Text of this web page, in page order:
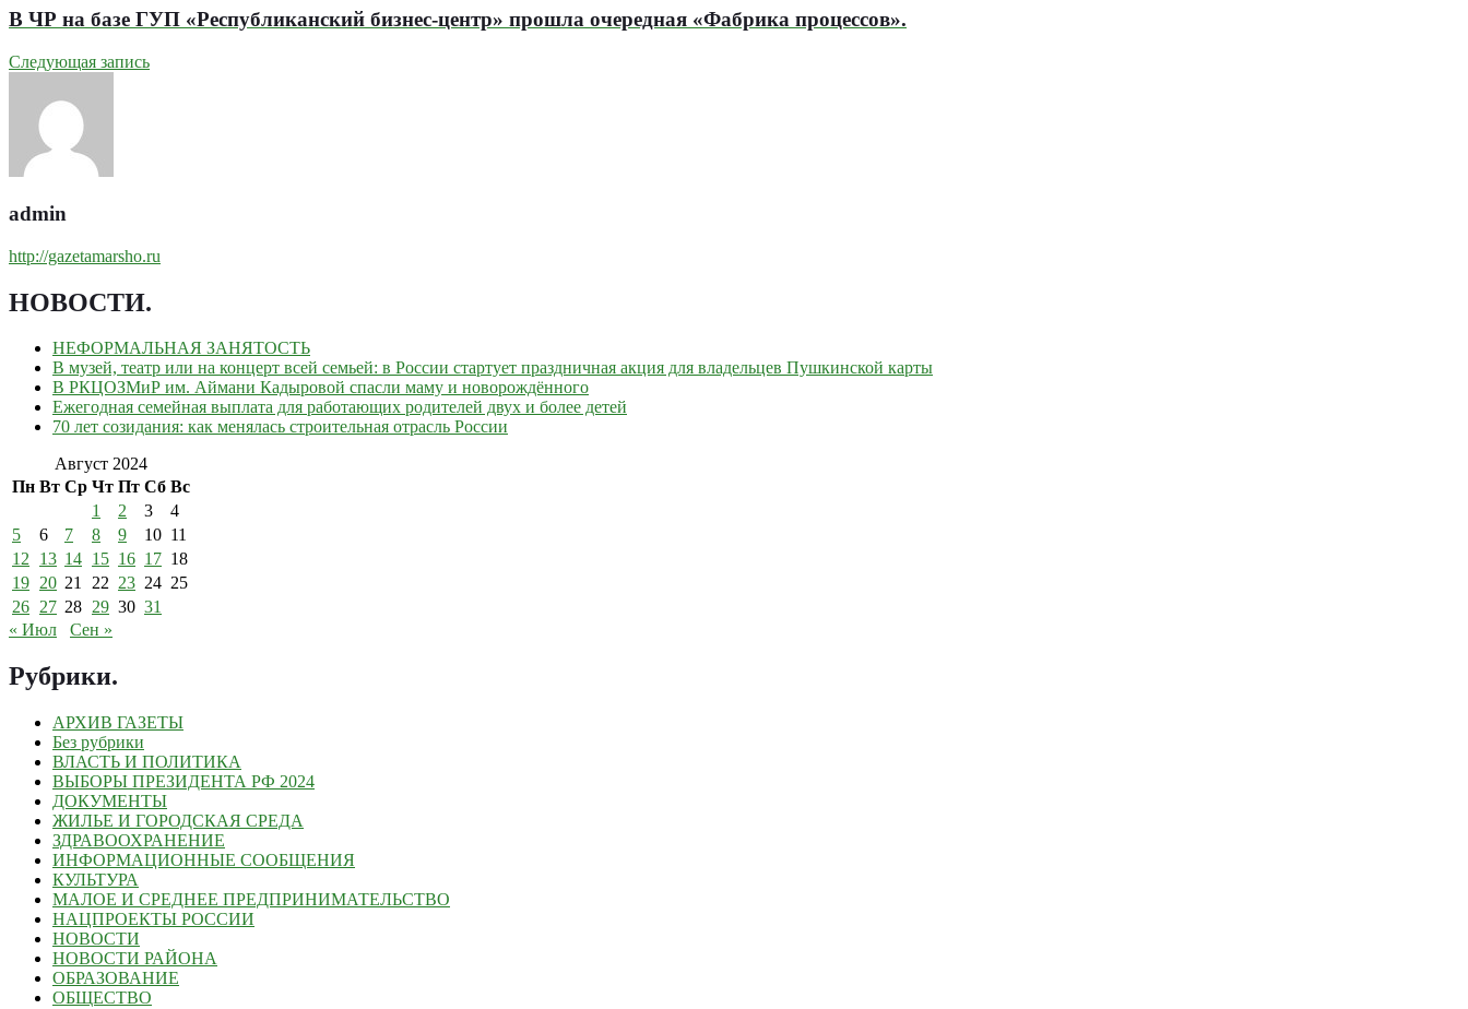
В ЧР на базе ГУП «Республиканский бизнес-центр» прошла очередная «Фабрика процессов».
Следующая запись
admin
http://gazetamarsho.ru
НОВОСТИ.
НЕФОРМАЛЬНАЯ ЗАНЯТОСТЬ
В музей, театр или на концерт всей семьей: в России стартует праздничная акция для владельцев Пушкинской карты
В РКЦОЗМиР им. Аймани Кадыровой спасли маму и новорождённого
Ежегодная семейная выплата для работающих родителей двух и более детей
70 лет созидания: как менялась строительная отрасль России
Август 2024
Пн Вт Ср Чт Пт Сб Вс
1
2 3
4
5
6 7 8 9 10 11
12 13 14 15 16 17 18
19 20 21 22 23 24 25
26 27 28 29 30 31
« Июл
Сен »
Рубрики.
АРХИВ ГАЗЕТЫ
Без рубрики
ВЛАСТЬ И ПОЛИТИКА
ВЫБОРЫ ПРЕЗИДЕНТА РФ 2024
ДОКУМЕНТЫ
ЖИЛЬЕ И ГОРОДСКАЯ СРЕДА
ЗДРАВООХРАНЕНИЕ
ИНФОРМАЦИОННЫЕ СООБЩЕНИЯ
КУЛЬТУРА
МАЛОЕ И СРЕДНЕЕ ПРЕДПРИНИМАТЕЛЬСТВО
НАЦПРОЕКТЫ РОССИИ
НОВОСТИ
НОВОСТИ РАЙОНА
ОБРАЗОВАНИЕ
ОБЩЕСТВО